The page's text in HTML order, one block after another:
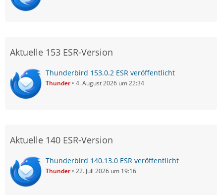
Aktuelle 153 ESR-Version
Thunderbird 153.0.2 ESR veröffentlicht
Thunder 4. August 2026 um 22:34
Aktuelle 140 ESR-Version
Thunderbird 140.13.0 ESR veröffentlicht
Thunder 22. Juli 2026 um 19:16